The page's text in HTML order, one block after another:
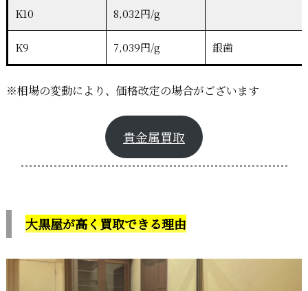
K10 8,032円/g
K9 7,039円/g 銀歯
※相場の変動により、価格改定の場合がございます
貴金属買取
大黒屋が高く買取できる理由